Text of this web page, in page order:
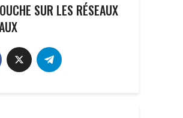
SUR LES RÉSEAUX